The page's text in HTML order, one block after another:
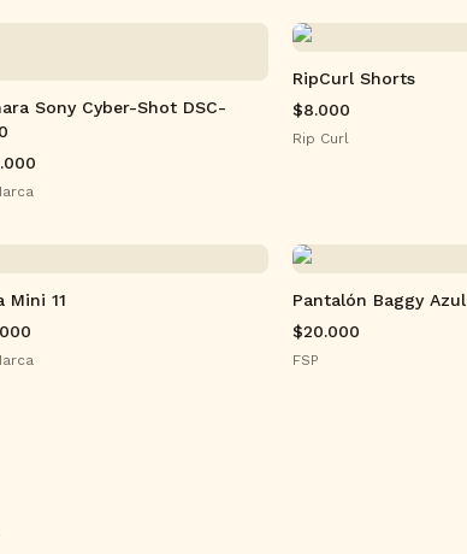
Sony Cyber-Shot DSC-
RipCurl Shorts
$8.000
Rip Curl
Mini 11
Pantalón Baggy Azul
$20.000
FSP